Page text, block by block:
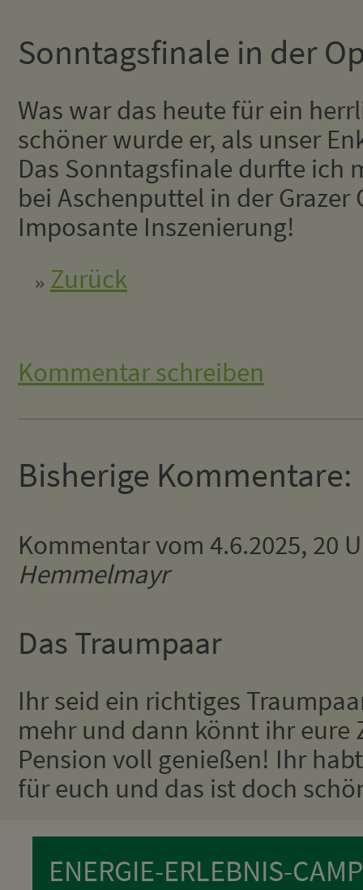
Sonntagsfinale in der
Was war das heute für ein
schöner wurde er, als unser
Das Sonntagsfinale durfte ich
bei Aschenputtel in der Grazer
Imposante Inszenierung!
Zurück
Kommentar schreiben
Bisherige Kommentare:
Kommentar vom 4.6.2025, 20
Hemmelmayr
Das Traumpaar
Ihr seid ein richtiges
mehr und dann könnt ihr eure
Pension voll genießen! Ihr
für euch und das ist doch
ENERGIE-ERLEBNIS-CAMP